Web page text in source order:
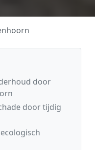
door
door tijdig